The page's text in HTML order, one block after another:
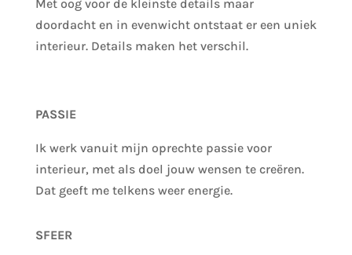
Met oog voor de kleinste details maar
doordacht en in evenwicht ontstaat er een uniek
interieur. Details maken het verschil.
PASSIE
Ik werk vanuit mijn oprechte passie voor
interieur, met als doel jouw wensen te creëren.
Dat geeft me telkens weer energie.
SFEER